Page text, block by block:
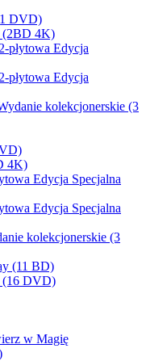
DVD)
(2BD 4K)
płytowa Edycja
płytowa Edycja
kolekcjonerskie (3
4K)
Edycja Specjalna
Edycja Specjalna
kolekcjonerskie (3
(11 BD)
(16 DVD)
w Magię